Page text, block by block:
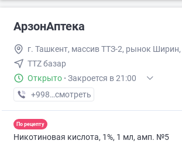
АрзонАптека
г. Ташкент, массив ТТЗ-2, рынок
TTZ базар
Открыто · Закроется в 21:00
+998 (95) XXX-XX-XX
смотреть
По рецепту
Никотиновая кислота, 1%, 1 мл, амп. №5